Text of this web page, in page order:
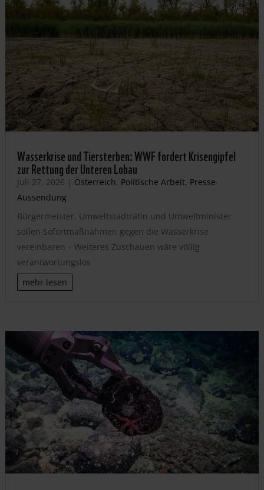
Wasserkrise und Tiersterben: WWF fordert Krisengipfel
zur Rettung der Unteren Lobau
Juli 27, 2026 | Österreich, Politische Arbeit, Presse-
Aussendung
Bürgermeister, Umweltstadträtin und Umweltminister
sollen Sofortmaßnahmen gegen die Wasserkrise
vereinbaren – Weiteres Zuschauen wäre völlig
verantwortungslos
mehr lesen